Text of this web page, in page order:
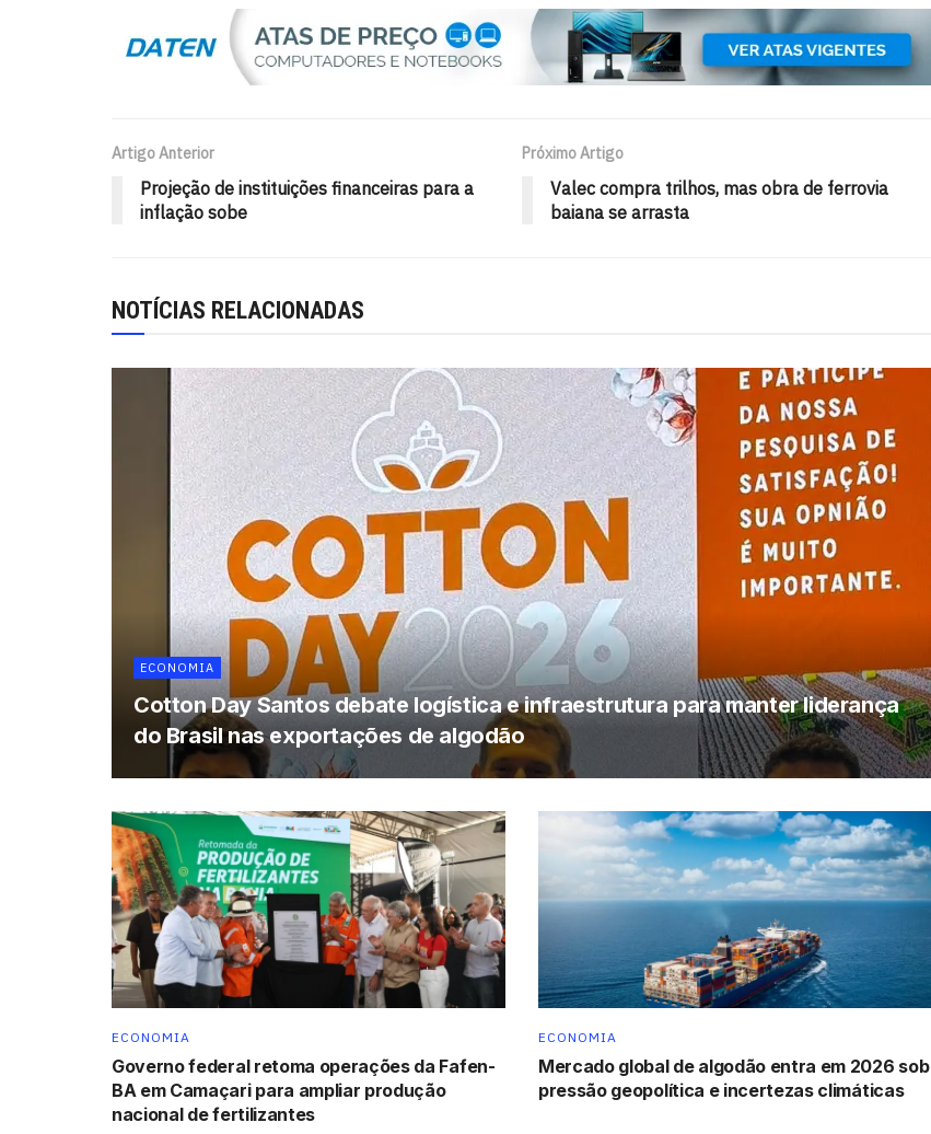
Artigo Anterior
Projeção de instituições financeiras para a
inflação sobe
Próximo Artigo
Valec compra trilhos, mas obra de ferrovia
baiana se arrasta
NOTÍCIAS RELACIONADAS
ECONOMIA
Cotton Day Santos debate logística e infraestrutura para manter liderança
do Brasil nas exportações de algodão
ECONOMIA
Governo federal retoma operações da Fafen-
BA em Camaçari para ampliar produção
nacional de fertilizantes
ECONOMIA
Mercado global de algodão entra em 2026 sob
pressão geopolítica e incertezas climáticas